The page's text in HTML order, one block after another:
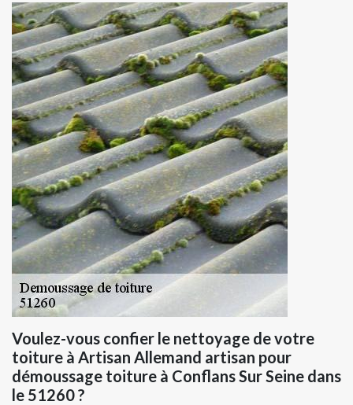
Voulez-vous confier le nettoyage de votre
toiture à Artisan Allemand artisan pour
démoussage toiture à Conflans Sur Seine dans
le 51260 ?